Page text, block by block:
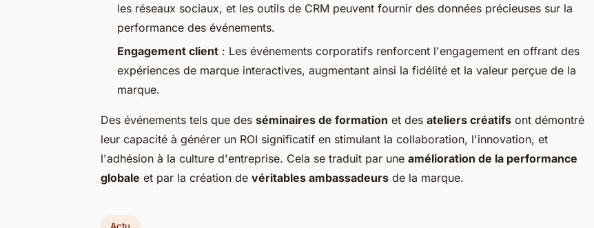
les réseaux sociaux, et les outils de CRM peuvent fournir des données précieuses sur la
performance des événements.
Engagement client : Les événements corporatifs renforcent l'engagement en offrant des
expériences de marque interactives, augmentant ainsi la fidélité et la valeur perçue de la
marque.
Des événements tels que des séminaires de formation et des ateliers créatifs ont démontré
leur capacité à générer un ROI significatif en stimulant la collaboration, l'innovation, et
l'adhésion à la culture d'entreprise. Cela se traduit par une amélioration de la performance
globale et par la création de véritables ambassadeurs de la marque.